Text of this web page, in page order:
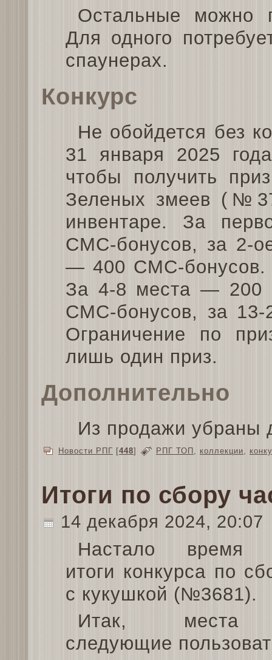
Остальные можно
Для одного
спаунерах.
Конкурс
Не обойдется без
31 января 2025
чтобы получить
Зеленых змеев
инвентаре. За
СМС-бонусов, за 2-
— 400 СМС-бонусов.
За 4-8 места — 200
СМС-бонусов, за
Ограничение по
лишь один приз.
Дополнительно
Из продажи убраны
Новости РПГ [448] РПГ ТОП коллекции
Итоги по сбору
14 декабря 2024, 20:07
Настало время
итоги конкурса по
с кукушкой (№3681).
Итак, места
следующие